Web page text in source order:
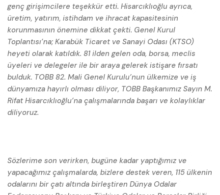
genç girişimcilere teşekkür etti. Hisarcıklıoğlu ayrıca,
üretim, yatırım, istihdam ve ihracat kapasitesinin
korunmasının önemine dikkat çekti. Genel Kurul
Toplantısı’na; Karabük Ticaret ve Sanayi Odası (KTSO)
heyeti olarak katıldık. 81 ilden gelen oda, borsa, meclis
üyeleri ve delegeler ile bir araya gelerek istişare fırsatı
bulduk. TOBB 82. Mali Genel Kurulu’nun ülkemize ve iş
dünyamıza hayırlı olması diliyor, TOBB Başkanımız Sayın M.
Rifat Hisarcıklıoğlu’na çalışmalarında başarı ve kolaylıklar
diliyoruz.
Sözlerime son verirken, bugüne kadar yaptığımız ve
yapacağımız çalışmalarda, bizlere destek veren, 115 ülkenin
odalarını bir çatı altında birleştiren Dünya Odalar